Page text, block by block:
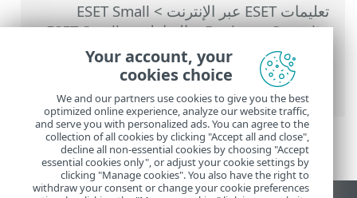
تعليمات ESET عبر الإنترنت >
ESET Small
Business Security
>
التعامل مع ESET Small
Business Security
> الإعداد المتقدم>
الحماية>حماية الوصول إلى الشبكة
مجموعات IP
> تحرير مجموعات IP
Your account, your
cookies choice
We and our partners use cookies to give you the best
optimized online experience, analyze our website traffic,
and serve you with personalized ads. You can agree to the
collection of all cookies by clicking "Accept all and close",
decline all non-essential cookies by choosing "Accept
essential cookies only", or adjust your cookie settings by
clicking "Manage cookies". You also have the right to
withdraw your consent or change your cookie preferences